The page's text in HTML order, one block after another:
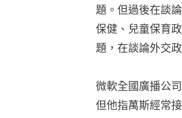
題。但過後在談
保健、兒童保育
題，在談論外交
微軟全國廣播公
但他指萬斯經常